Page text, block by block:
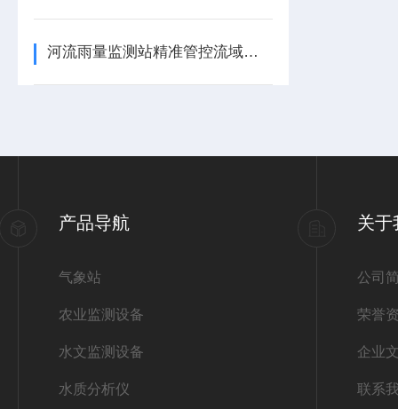
河流雨量监测站精准管控流域雨情，河道防洪调度有据可依
产品导航
气象站
农业监测设备
水文监测设备
水质分析仪
关于
公司
荣誉
企业
联系